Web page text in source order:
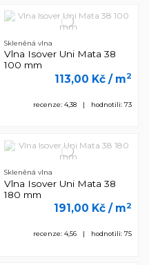
Skleněná vlna
Vlna Isover Uni Mata 38
100 mm
113,00 Kč / m2
recenze: 4,38 | hodnotili: 73
Skleněná vlna
Vlna Isover Uni Mata 38
180 mm
191,00 Kč / m2
recenze: 4,56 | hodnotili: 75